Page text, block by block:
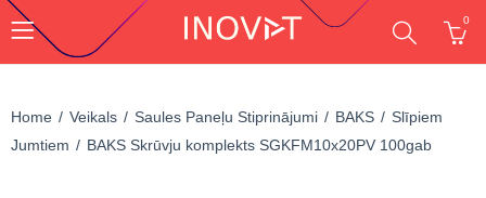
0
Home Veikals Saules Paneļu Stiprinājumi BAKS
Slīpiem
Jumtiem
BAKS Skrūvju komplekts SGKFM10x20PV 100gab